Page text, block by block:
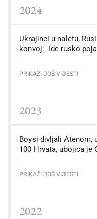
2024
Ukrajinci u naletu,
konvoj: "Ide rusko
PRIKAŽI JOŠ VIJESTI
2023
Boysi divljali Atenom,
100 Hrvata, ubojica je
PRIKAŽI JOŠ VIJESTI
2022